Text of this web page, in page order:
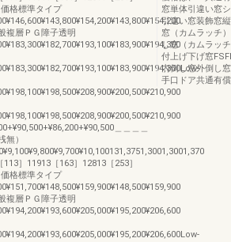
格標準タイプ
複層ＰＧ障子透明
＿＿＿＿
無）
］11913［163］12813［253］
格標準タイプ
複層ＰＧ障子透明
窓単体引違い窓
引違い窓装飾窓
窓（カムラッチ
し窓（カムラッ
付上げ下げ窓
内倒し窓外倒し
手口ドア共通有